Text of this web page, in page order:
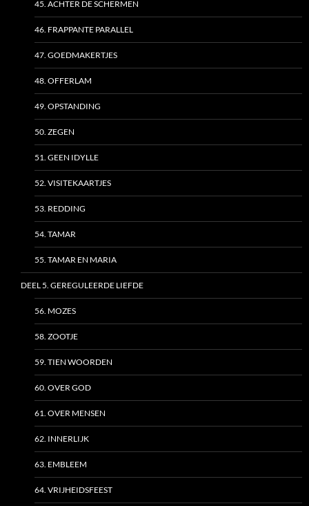
45. ACHTER DE SCHERMEN
46. FRAPPANTE PARALLEL
47. GOEDMAKERTJES
48. OFFERLAM
49. OPSTANDING
50. ZEGEN
51. GEEN IDYLLE
52. VISITEKAARTJES
53. REDDING
54. TAMAR
55. TAMAR EN MARIA
DEEL 5. GEREGULEERDE LIEFDE
56. MOZES
58. ZOOTJE
59. TIEN WOORDEN
60. OVER GOD
61. OVER MENSEN
62. INNERLIJK
63. EMBLEEM
64. VRIJHEIDSFEEST